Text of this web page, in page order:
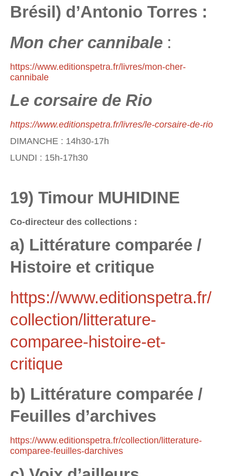
Brésil) d’Antonio Torres :
Mon cher cannibale :
https://www.editionspetra.fr/livres/mon-cher-
cannibale
Le corsaire de Rio
https://www.editionspetra.fr/livres/le-corsaire-de-rio
DIMANCHE : 14h30-17h
LUNDI : 15h-17h30
19) Timour MUHIDINE
Co-directeur des collections :
a) Littérature comparée /
Histoire et critique
https://www.editionspetra.fr/
collection/litterature-
comparee-histoire-et-
critique
b) Littérature comparée /
Feuilles d’archives
https://www.editionspetra.fr/collection/litterature-
comparee-feuilles-darchives